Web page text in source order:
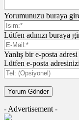
Yorumunuzu buraya
Lütfen adınızı buraya
Yanlış bir e-posta
Lütfen e-posta
- Advertisement -